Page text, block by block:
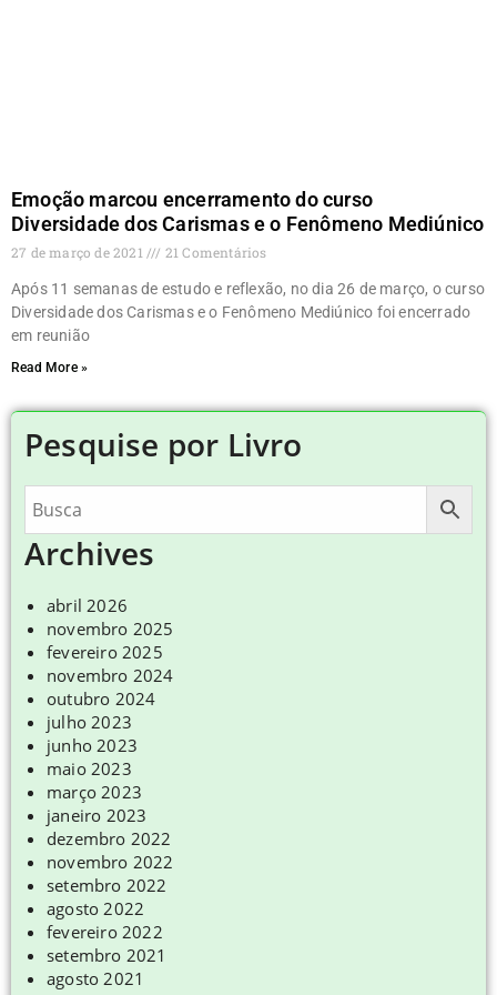
Emoção marcou encerramento do curso
Diversidade dos Carismas e o Fenômeno Mediúnico
27 de março de 2021 21 Comentários
Após 11 semanas de estudo e reflexão, no dia 26 de março, o curso
Diversidade dos Carismas e o Fenômeno Mediúnico foi encerrado
em reunião
Read More »
Pesquise por Livro
Archives
abril 2026
novembro 2025
fevereiro 2025
novembro 2024
outubro 2024
julho 2023
junho 2023
maio 2023
março 2023
janeiro 2023
dezembro 2022
novembro 2022
setembro 2022
agosto 2022
fevereiro 2022
setembro 2021
agosto 2021